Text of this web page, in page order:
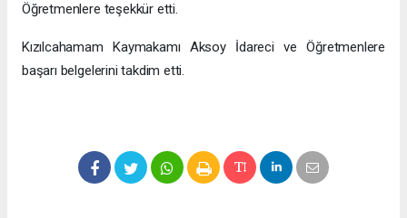
Öğretmenlere teşekkür etti.
Kızılcahamam Kaymakamı Aksoy İdareci ve Öğretmenlere
başarı belgelerini takdim etti.